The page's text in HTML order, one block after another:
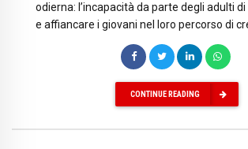
odierna: l’incapacità da parte degli adulti
e affiancare i giovani nel loro percorso di
CONTINUE READING